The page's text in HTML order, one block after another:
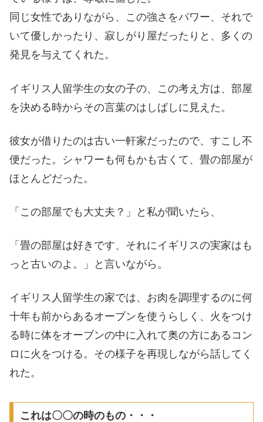
同じ女性でありながら、この強さをパワー、それで
いて優しかったり、寂しがり屋だったりと、多くの
発見を与えてくれた。
イギリス人留学生の女の子の、この考え方は、部屋
を決める時からその言葉のはしばしに見えた。
彼女が借りたのは古い一軒家だったので、すこし不
便だった。シャワーも何もかも古くて、畳の部屋が
ほとんどだった。
「この部屋でも大丈夫？」と私が聞いたら、
「畳の部屋は好きです、それにイギリスの実家はも
っと古いのよ。」と言いながら。
イギリス人留学生の家では、お肉を調理するのに何
十年も前からあるオーブンを使うらしく、火をつけ
る時に体をオーブンの中に入れて奥の方にあるコン
ロに火をつける。その様子を再現しながら話してく
れた。
これは〇〇の時のもの・・・